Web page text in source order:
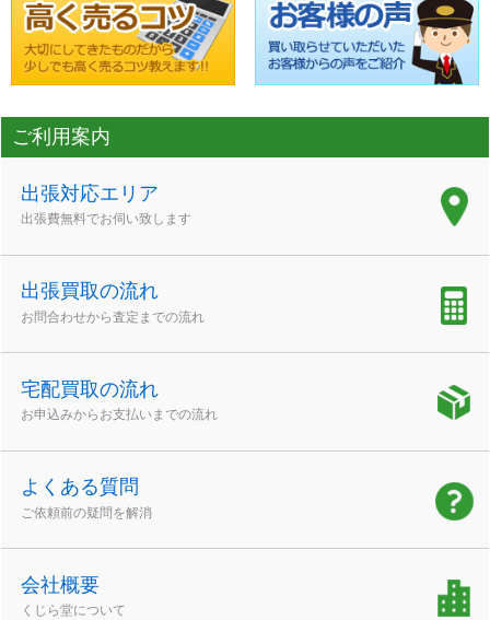
ご利用案内
出張対応エリア
出張費無料でお伺い致します
出張買取の流れ
お問合わせから査定までの流れ
宅配買取の流れ
お申込みからお支払いまでの流れ
よくある質問
ご依頼前の疑問を解消
会社概要
くじら堂について